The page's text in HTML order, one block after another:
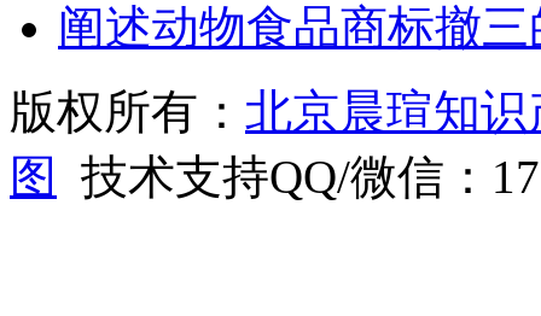
阐述动物食品商标撤
版权所有： 北京晨瑄知
图
技术支持QQ/微信：